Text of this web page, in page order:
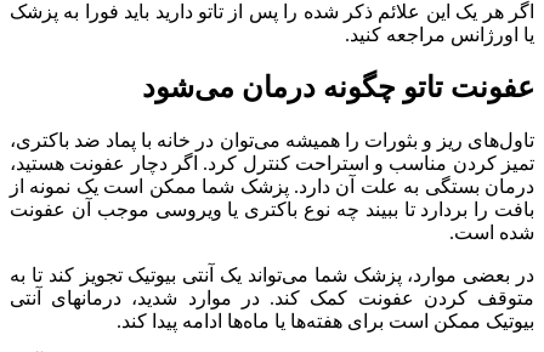
اگر هر یک این علائم ذکر شده را پس از تاتو دارید باید فورا به پزشک
یا اورژانس مراجعه کنید.
عفونت تاتو چگونه درمان می‌شود
تاول‌های ریز و بثورات را همیشه می‌توان در خانه با پماد ضد باکتری،
تمیز کردن مناسب و استراحت کنترل کرد. اگر دچار عفونت هستید،
درمان بستگی به علت آن دارد. پزشک شما ممکن است یک نمونه از
بافت را بردارد تا ببیند چه نوع باکتری یا ویروسی موجب آن عفونت
شده است.
در بعضی موارد، پزشک شما می‌تواند یک آنتی بیوتیک تجویز کند تا به
متوقف کردن عفونت کمک کند. در موارد شدید، درمانهای آنتی
بیوتیک ممکن است برای هفته‌ها یا ماه‌ها ادامه پیدا کند.